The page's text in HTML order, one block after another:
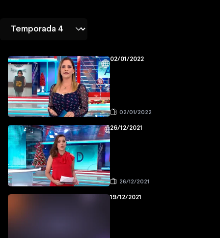
02/01/2022
02/01/2022
26/12/2021
26/12/2021
19/12/2021